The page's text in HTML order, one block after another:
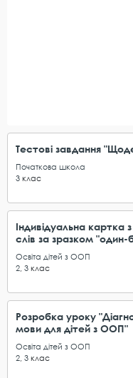
Тестові завдання
Початкова школа
3 клас
Індивідуальна картка
слів за зразком "один-
Освіта дітей з ООП
2 3 клас
Розробка уроку
мови для дітей з ООП"
Освіта дітей з ООП
2 3 клас